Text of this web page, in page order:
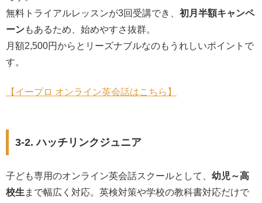
無料トライアルレッスンが3回受講でき、 初月半額キャンペ
ーンもあるため、始めやすさ抜群。
月額2,500円からとリーズナブルなのもうれしいポイントで
す。
【イープロ オンライン英会話はこちら】
3-2. ハッチリンクジュニア
子ども専用のオンライン英会話スクールとして、 幼児～高
校生 まで幅広く対応。英検対策や学校の教科書対応だけで